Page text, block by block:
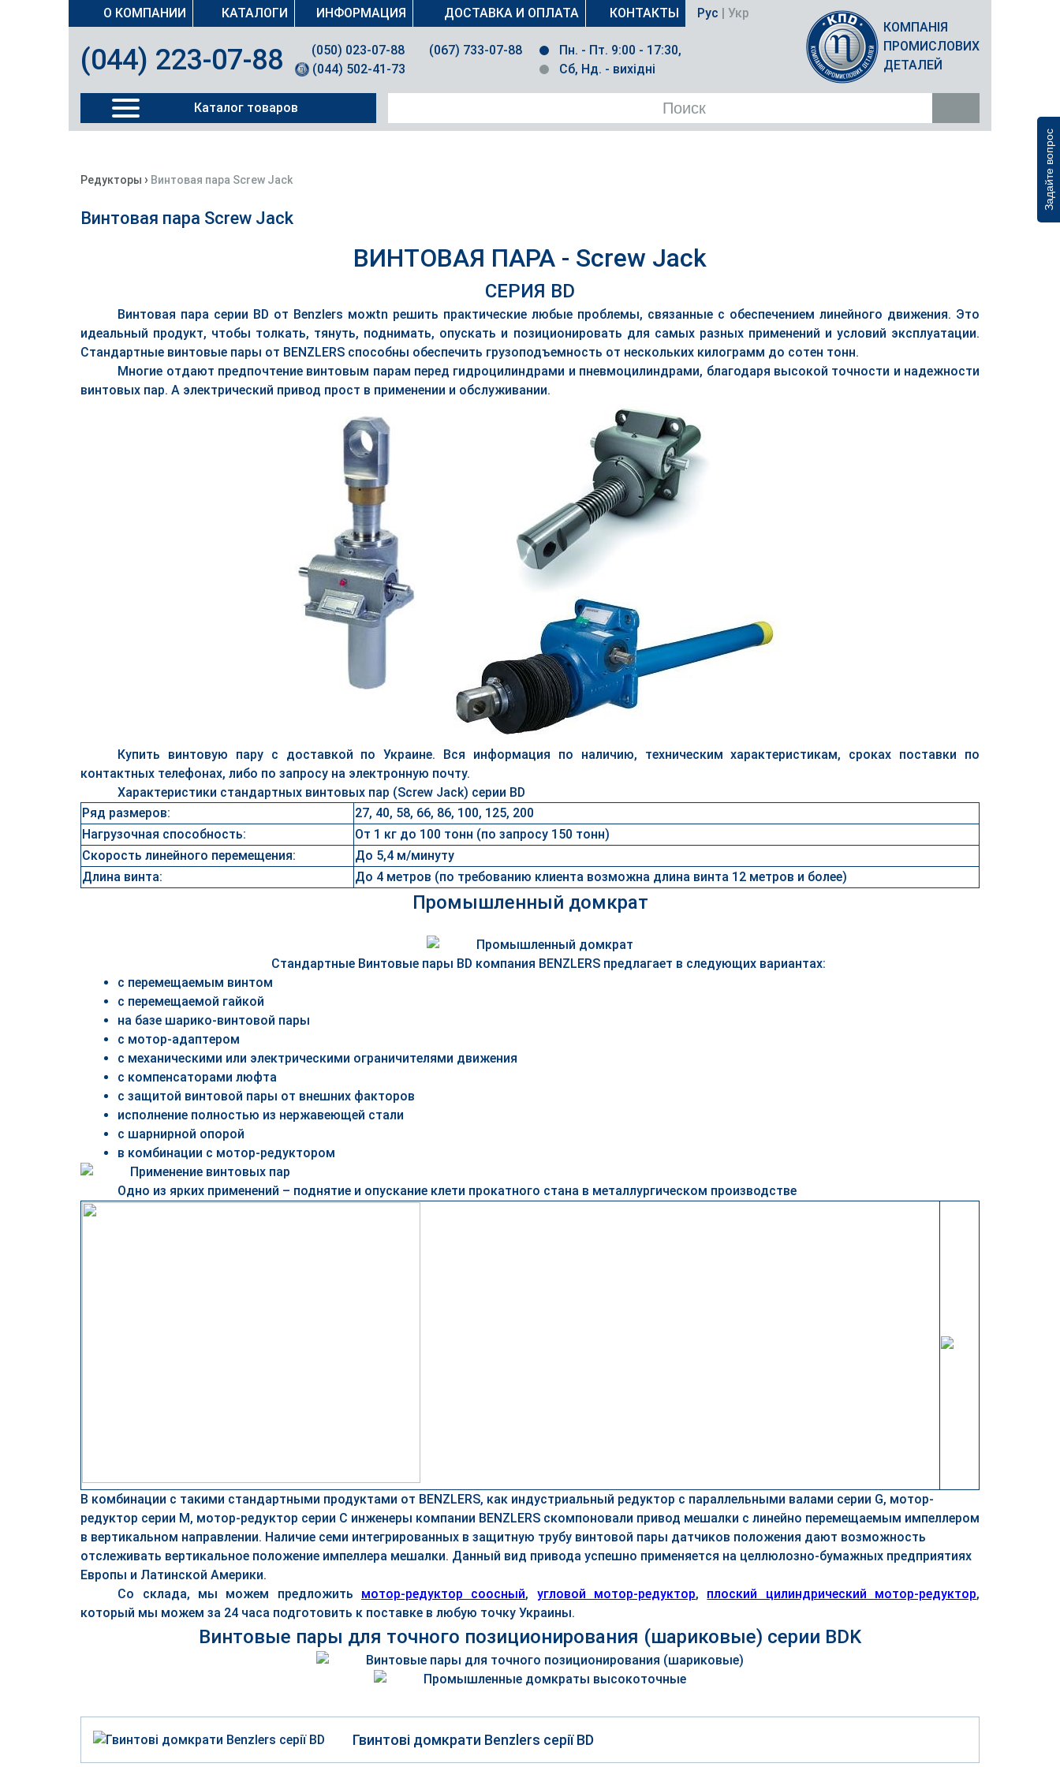
Задайте вопрос
О КОМПАНИИ КАТАЛОГИ ИНФОРМАЦИЯ ДОСТАВКА И ОПЛАТА КОНТАКТЫ Рус | Укр
(044) 223-07-88 (050) 023-07-88
(067) 733-07-88
(044) 502-41-73
Пн. - Пт. 9:00 - 17:30,
Сб, Нд. - вихідні
КОМПАНІЯ
ПРОМИСЛОВИХ
ДЕТАЛЕЙ
Каталог товаров
Редукторы › Винтовая пара Screw Jack
Винтовая пара Screw Jack
ВИНТОВАЯ ПАРА - Screw Jack
СЕРИЯ BD
Винтовая пара серии BD от Benzlers можtn решить практические любые проблемы, связанные с обеспечением линейного движения. Это
идеальный продукт, чтобы толкать, тянуть, поднимать, опускать и позиционировать для самых разных применений и условий эксплуатации.
Стандартные винтовые пары от BENZLERS способны обеспечить грузоподъемность от нескольких килограмм до сотен тонн.
Многие отдают предпочтение винтовым парам перед гидроцилиндрами и пневмоцилиндрами, благодаря высокой точности и надежности
винтовых пар. А электрический привод прост в применении и обслуживании.
Купить винтовую пару с доставкой по Украине. Вся информация по наличию, техническим характеристикам, сроках поставки по
контактных телефонах, либо по запросу на электронную почту.
Характеристики стандартных винтовых пар (Screw Jack) серии BD
Ряд размеров:
27, 40, 58, 66, 86, 100, 125, 200
Нагрузочная способность:
От 1 кг до 100 тонн (по запросу 150 тонн)
Скорость линейного перемещения:
До 5,4 м/минуту
Длина винта:
До 4 метров (по требованию клиента возможна длина винта 12 метров и более)
Промышленный домкрат
Стандартные Винтовые пары BD компания BENZLERS предлагает в следующих вариантах:
с перемещаемым винтом
с перемещаемой гайкой
на базе шарико-винтовой пары
с мотор-адаптером
с механическими или электрическими ограничителями движения
с компенсаторами люфта
с защитой винтовой пары от внешних факторов
исполнение полностью из нержавеющей стали
с шарнирной опорой
в комбинации с мотор-редуктором
Одно из ярких применений – поднятие и опускание клети прокатного стана в металлургическом производстве
В комбинации с такими стандартными продуктами от BENZLERS, как индустриальный редуктор с параллельными валами серии G, мотор-
редуктор серии M, мотор-редуктор серии C инженеры компании BENZLERS скомпоновали привод мешалки с линейно перемещаемым импеллером
в вертикальном направлении. Наличие семи интегрированных в защитную трубу винтовой пары датчиков положения дают возможность
отслеживать вертикальное положение импеллера мешалки. Данный вид привода успешно применяется на целлюлозно-бумажных предприятиях
Европы и Латинской Америки.
Со склада, мы можем предложить мотор-редуктор соосный, угловой мотор-редуктор, плоский цилиндрический мотор-редуктор,
который мы можем за 24 часа подготовить к поставке в любую точку Украины.
Винтовые пары для точного позиционирования (шариковые) серии BDK
Гвинтові домкрати Benzlers серії BD